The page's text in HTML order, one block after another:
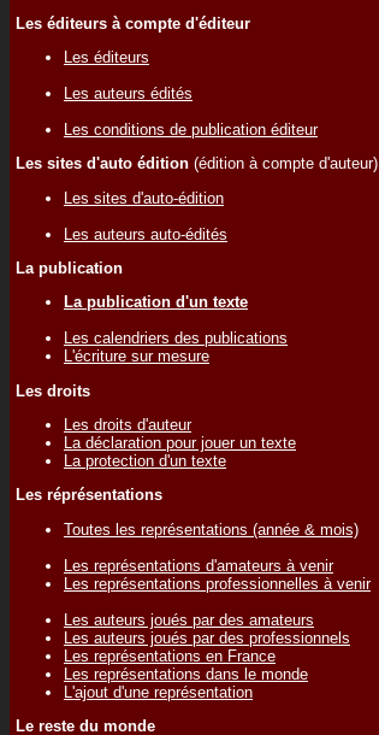
Les éditeurs à compte d'éditeur
Les éditeurs
Les auteurs édités
Les conditions de publication éditeur
Les sites d'auto édition (édition à compte d'auteur)
Les sites d'auto-édition
Les auteurs auto-édités
La publication
La publication d'un texte
Les calendriers des publications
L'écriture sur mesure
Les droits
Les droits d'auteur
La déclaration pour jouer un texte
La protection d'un texte
Les réprésentations
Toutes les représentations (année & mois)
Les représentations d'amateurs à venir
Les représentations professionnelles à venir
Les auteurs joués par des amateurs
Les auteurs joués par des professionnels
Les représentations en France
Les représentations dans le monde
L'ajout d'une représentation
Le reste du monde